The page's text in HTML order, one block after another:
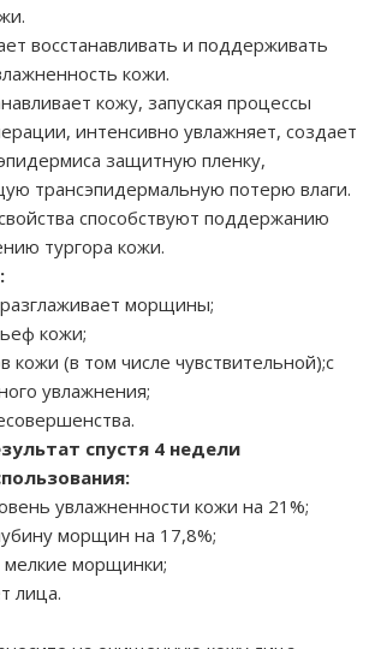
восстанавливать и поддерживать
кожи.
кожу, запуская процессы
интенсивно увлажняет, создает
защитную пленку,
трансэпидермальную потерю влаги.
способствуют поддержанию
тургора кожи.
морщины;
кожи;
кожи (в том числе чувствительной);с
увлажнения;
спустя 4 недели
увлажненности кожи на 21%;
морщин на 17,8%;
морщинки;
лица.